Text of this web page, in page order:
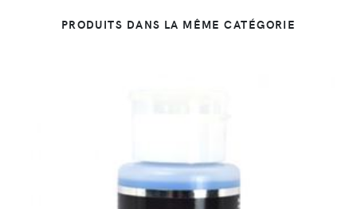
PRODUITS DANS LA MÊME CATÉGORIE